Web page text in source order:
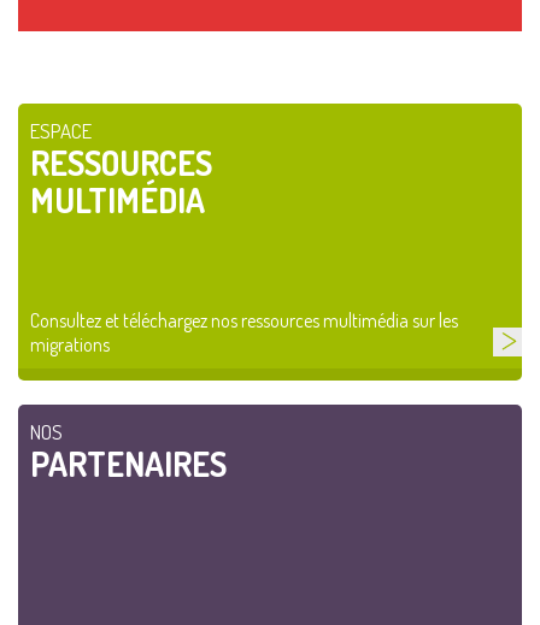
ESPACE
RESSOURCES
MULTIMÉDIA
Consultez et téléchargez nos ressources multimédia sur les
migrations
NOS
PARTENAIRES